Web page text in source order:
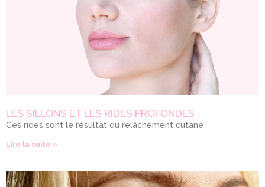
LES SILLONS ET LES RIDES PROFONDES
Ces rides sont le résultat du relâchement cutané
Lire la suite »